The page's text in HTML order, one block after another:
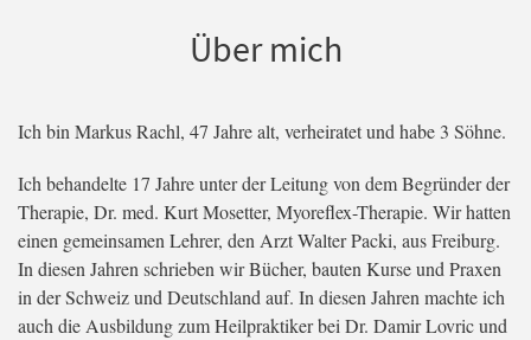
Über mich
Ich bin Markus Rachl, 47 Jahre alt, verheiratet und habe 3 Söhne.
Ich behandelte 17 Jahre unter der Leitung von dem Begründer der
Therapie, Dr. med. Kurt Mosetter, Myoreflex-Therapie. Wir hatten
einen gemeinsamen Lehrer, den Arzt Walter Packi, aus Freiburg.
In diesen Jahren schrieben wir Bücher, bauten Kurse und Praxen
in der Schweiz und Deutschland auf. In diesen Jahren machte ich
auch die Ausbildung zum Heilpraktiker bei Dr. Damir Lovric und